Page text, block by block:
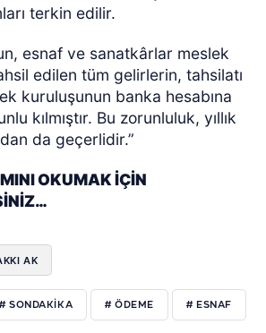
terkin edilir.
esnaf ve sanatkârlar meslek
edilen tüm gelirlerin, tahsilatı
kuruluşunun banka hesabına
kılmıştır. Bu zorunluluk, yıllık
da geçerlidir.”
OKUMAK İÇİN
AK
# SONDAKIKA # ÖDEME # ESNAF